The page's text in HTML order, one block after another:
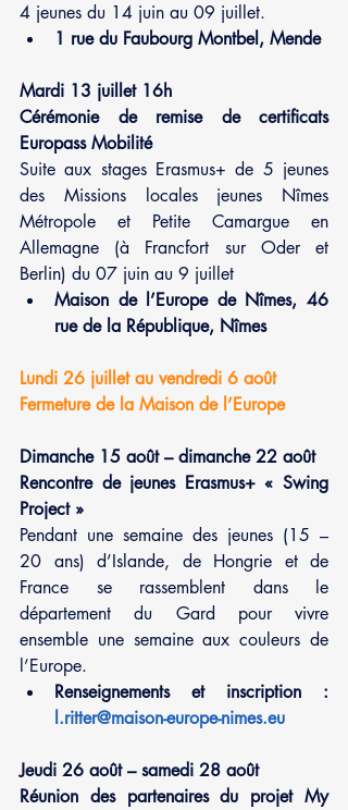
4 jeunes du 14 juin au 09 juillet.
1 rue du Faubourg Montbel, Mende
Mardi 13 juillet 16h
Cérémonie de remise de certificats
Europass Mobilité
Suite aux stages Erasmus+ de 5 jeunes
des Missions locales jeunes Nîmes
Métropole et Petite Camargue en
Allemagne (à Francfort sur Oder et
Berlin) du 07 juin au 9 juillet
Maison de l’Europe de Nîmes, 46
rue de la République, Nîmes
Lundi 26 juillet au vendredi 6 août
Fermeture de la Maison de l’Europe
Dimanche 15 août – dimanche 22 août
Rencontre de jeunes Erasmus+ « Swing
Project »
Pendant une semaine des jeunes (15 –
20 ans) d’Islande, de Hongrie et de
France se rassemblent dans le
département du Gard pour vivre
ensemble une semaine aux couleurs de
l’Europe.
l.ritter@maison-europe-nimes.eu
Jeudi 26 août – samedi 28 août
Réunion des partenaires du projet My